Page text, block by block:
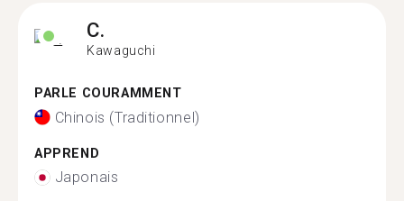
C.
Kawaguchi
PARLE COURAMMENT
Chinois (Traditionnel)
APPREND
Japonais